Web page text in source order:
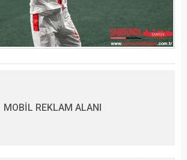
MOBİL REKLAM ALANI